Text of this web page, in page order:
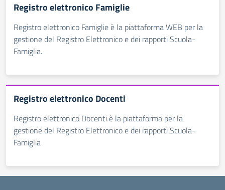
Registro elettronico Famiglie
Registro elettronico Famiglie è la piattaforma WEB per la
gestione del Registro Elettronico e dei rapporti Scuola-
Famiglia.
Registro elettronico Docenti
Registro elettronico Docenti è la piattaforma per la
gestione del Registro Elettronico e dei rapporti Scuola-
Famiglia